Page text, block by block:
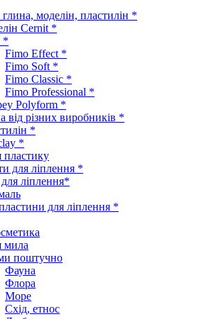
моделін, пластилін *
Cernit *
*
Fimo Effect *
Fimo Soft *
Fimo Classic *
Fimo Professional *
Polyform *
від різних виробників *
*
*
для ліплення *
ліплення*
для ліплення *
мила
поштучно
Фауна
Флора
Море
Схід, етнос